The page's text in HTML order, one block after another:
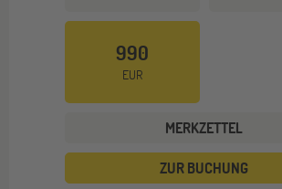
990
EUR
MERKZETTEL
ZUR BUCHUNG